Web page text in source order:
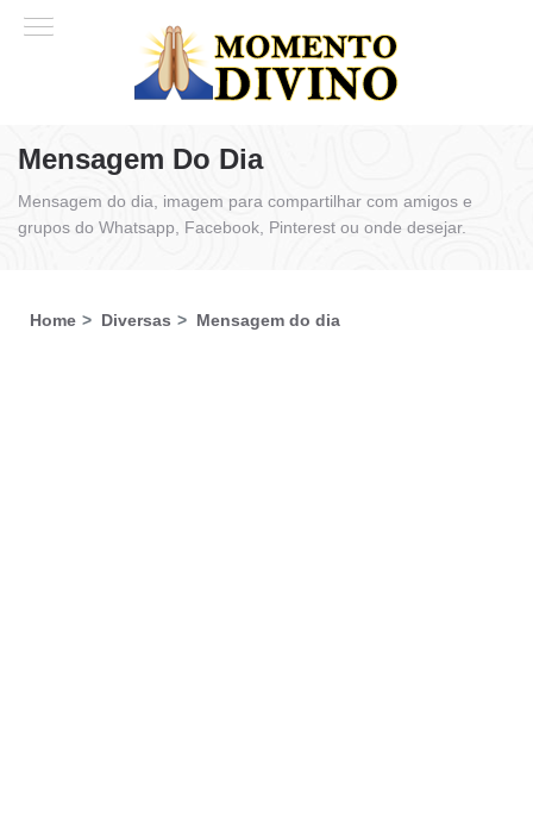
Mensagem Do Dia
Mensagem do dia, imagem para compartilhar com amigos e
grupos do Whatsapp, Facebook, Pinterest ou onde desejar.
Home Diversas Mensagem do dia